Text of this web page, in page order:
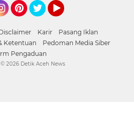
Karir
Pasang Iklan
Ketentuan
Pedoman Media Siber
Pengaduan
© 2026 Detik Aceh News